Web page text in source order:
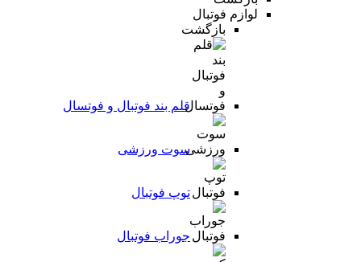
لوازم فوتبال
بازگشت
قلم بند فوتبال و فوتسال
سوت ورزشی
توپ فوتبال
جوراب فوتبال